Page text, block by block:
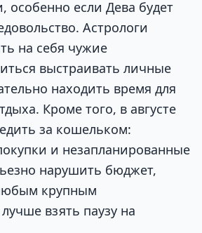
особенно если Дева будет
Астрологи
на себя чужие
выстраивать личные
находить время для
Кроме того, в августе
за кошельком:
и незапланированные
нарушить бюджет,
крупным
взять паузу на